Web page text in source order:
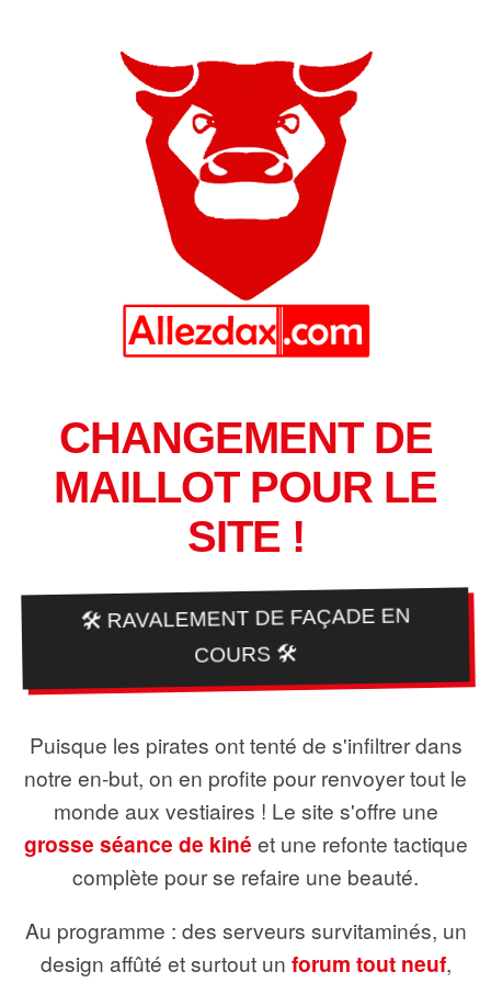
CHANGEMENT DE
MAILLOT POUR LE
SITE !
🛠️ RAVALEMENT DE FAÇADE EN
COURS 🛠️
Puisque les pirates ont tenté de s'infiltrer dans
notre en-but, on en profite pour renvoyer tout le
monde aux vestiaires ! Le site s'offre une
grosse séance de kiné et une refonte tactique
complète pour se refaire une beauté.
Au programme : des serveurs survitaminés, un
design affûté et surtout un forum tout neuf,